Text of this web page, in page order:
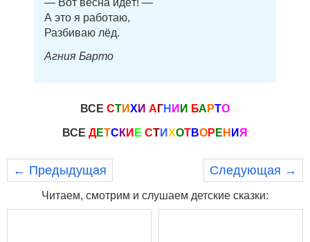
— Вот весна идёт! —
А это я работаю,
Разбиваю лёд.
Агния Барто
ВСЕ СТИХ И А ГН И И БА РТО
ВСЕ ДЕТС КИ Е СТИХОТВОР Е Н ИЯ
← Предыдущая Следующая →
Читаем, смотрим и слушаем детские сказки: